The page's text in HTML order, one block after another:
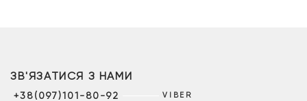
ЗВ'ЯЗАТИСЯ З НАМИ
+38(097)101-80-92 VIBER